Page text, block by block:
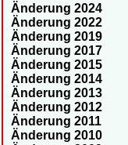
Änderung 2024
Änderung 2022
Änderung 2019
Änderung 2017
Änderung 2015
Änderung 2014
Änderung 2013
Änderung 2012
Änderung 2011
Änderung 2010